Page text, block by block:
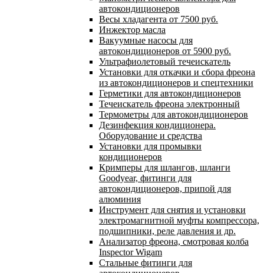
автокондиционеров
Весы хладагента от 7500 руб.
Инжектор масла
Вакуумные насосы для
автокондиционеров от 5900 руб.
Ультрафиолетовый течеискатель
Установки для откачки и сбора фреона
из автокондиционеров и спецтехники
Герметики для автокондиционеров
Течеискатель фреона электронный
Термометры для автокондиционеров
Дезинфекция кондиционера.
Оборудование и средства
Установки для промывки
кондиционеров
Кримперы для шлангов, шланги
Goodyear, фитинги для
автокондиционеров, припой для
алюминия
Инструмент для снятия и установки
электромагнитной муфты компрессора,
подшипники, реле давления и др.
Анализатор фреона, смотровая колба
Inspector Wigam
Стальные фитинги для